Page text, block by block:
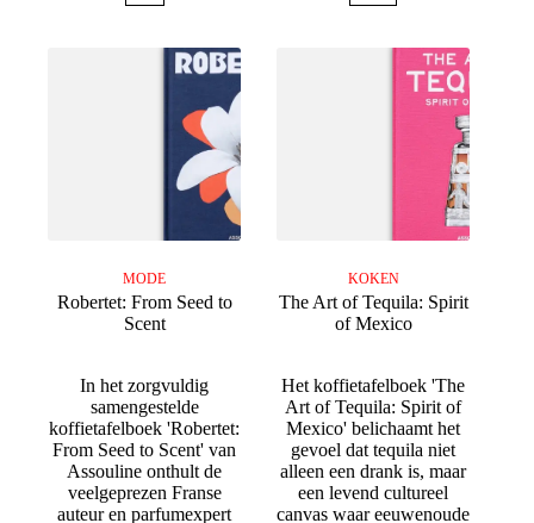
MODE
Robertet: From Seed to
Scent
In het zorgvuldig
samengestelde
koffietafelboek 'Robertet:
From Seed to Scent' van
Assouline onthult de
veelgeprezen Franse
auteur en parfumexpert
KOKEN
The Art of Tequila: Spirit
of Mexico
Het koffietafelboek 'The
Art of Tequila: Spirit of
Mexico' belichaamt het
gevoel dat tequila niet
alleen een drank is, maar
een levend cultureel
canvas waar eeuwenoude